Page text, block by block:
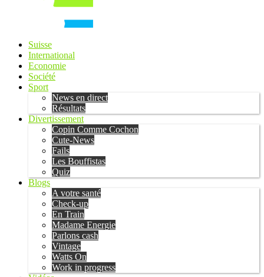
Suisse
International
Economie
Société
Sport
News en direct
Résultats
Divertissement
Copin Comme Cochon
Cute-News
Fails
Les Bouffistas
Quiz
Blogs
A votre santé
Check-up
En Train
Madame Energie
Parlons cash
Vintage
Watts On
Work in progress